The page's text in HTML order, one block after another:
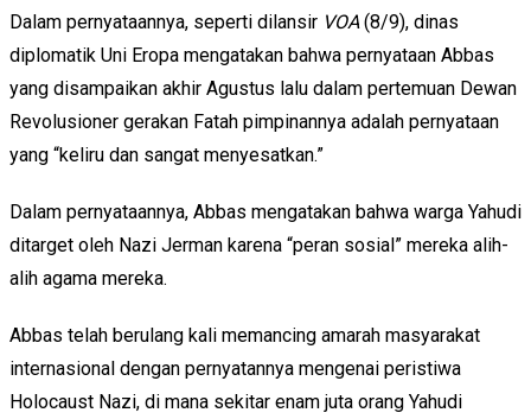
Dalam pernyataannya, seperti dilansir VOA (8/9), dinas
diplomatik Uni Eropa mengatakan bahwa pernyataan Abbas
yang disampaikan akhir Agustus lalu dalam pertemuan Dewan
Revolusioner gerakan Fatah pimpinannya adalah pernyataan
yang “keliru dan sangat menyesatkan.”
Dalam pernyataannya, Abbas mengatakan bahwa warga Yahudi
ditarget oleh Nazi Jerman karena “peran sosial” mereka alih-
alih agama mereka.
Abbas telah berulang kali memancing amarah masyarakat
internasional dengan pernyatannya mengenai peristiwa
Holocaust Nazi, di mana sekitar enam juta orang Yahudi